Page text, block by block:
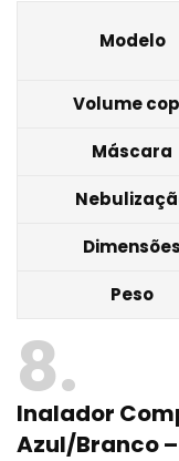
Modelo
Volume
Máscara
Dimensões
Peso
8
Inalador
Azul/Branco